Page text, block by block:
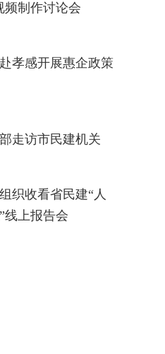
频制作讨论会
孝感开展惠企政策
走访市民建机关
织收看省民建“人
线上报告会